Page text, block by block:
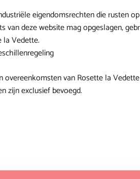
eigendomsrechten die rusten
van deze website mag opgeslagen,
Vedette.
overeenkomsten van Rosette la
zijn exclusief bevoegd.